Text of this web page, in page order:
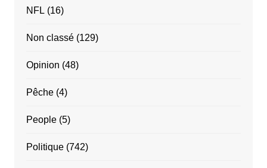
NFL (16)
Non classé(129)
Opinion (48)
Pêche(4)
People(5)
Politique(742)